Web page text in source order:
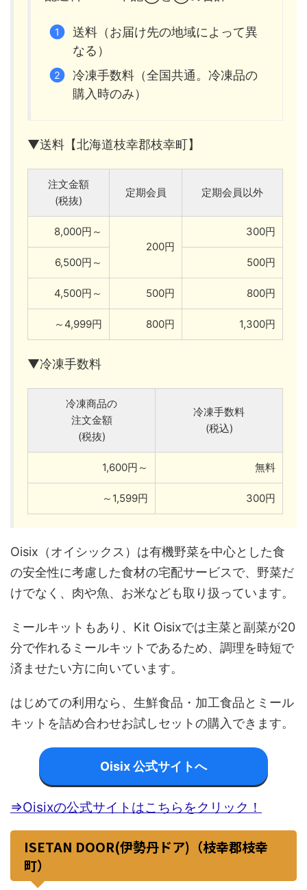
送料（お届け先の地域によって異
なる）
冷凍手数料（全国共通。冷凍品の
購入時のみ）
▼送料【北海道枝幸郡枝幸町】
注文金額
(税抜)
定期会員 定期会員以外
8,000円～
200円
300円
6,500円～ 500円
4,500円～ 500円 800円
～4,999円 800円 1,300円
▼冷凍手数料
冷凍商品の
注文金額
(税抜)
冷凍手数料
(税込)
1,600円～ 無料
～1,599円 300円
Oisix（オイシックス）は有機野菜を中心とした食
の安全性に考慮した食材の宅配サービスで、野菜だ
けでなく、肉や魚、お米なども取り扱っています。
ミールキットもあり、Kit Oisixでは主菜と副菜が20
分で作れるミールキットであるため、調理を時短で
済ませたい方に向いています。
はじめての利用なら、生鮮食品・加工食品とミール
キットを詰め合わせお試しセットの購入できます。
Oisix 公式サイトへ
⇒Oisixの公式サイトはこちらをクリック！
ISETAN DOOR(伊勢丹ドア)（枝幸郡枝幸
町）